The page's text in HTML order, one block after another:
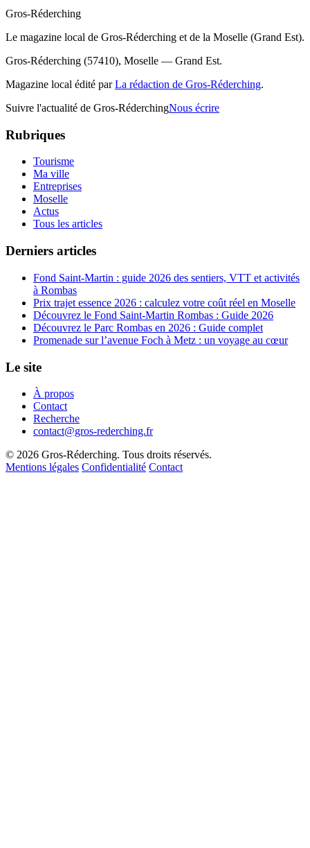
Gros-Réderching
Le magazine local de Gros-Réderching et de la Moselle (Grand Est).
Gros-Réderching (57410), Moselle — Grand Est.
Magazine local édité parLa rédaction de Gros-Réderching.
Suivre l'actualité de Gros-RéderchingNous écrire
Rubriques
Tourisme
Ma ville
Entreprises
Moselle
Actus
Tous les articles
Derniers articles
Fond Saint-Martin : guide 2026 des sentiers, VTT et activités
à Rombas
Prix trajet essence 2026 : calculez votre coût réel en Moselle
Découvrez le Fond Saint-Martin Rombas : Guide 2026
Découvrez le Parc Rombas en 2026 : Guide complet
Promenade sur l’avenue Foch à Metz : un voyage au cœur
Le site
À propos
Contact
Recherche
contact@gros-rederching.fr
© 2026 Gros-Réderching. Tous droits réservés.
Mentions légales Confidentialité Contact